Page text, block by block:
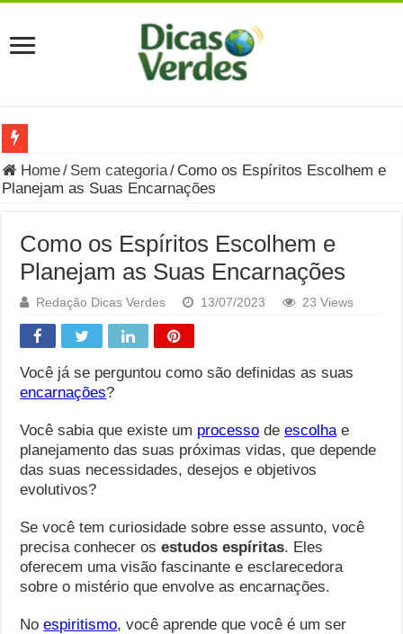
Grávida Pode Comer Pastrami? Saiba Quando o Consumo é
8 Bebidas saudáveis e ricas em eletrólitos: quais são e
Você sabe o que é uma Economia Circular?
Carta Psicografada de Isabella Nardoni : O que Diz a
Grávida pode comer picles e alimentos em conserva durante
Grávida pode comer Ceviche? Entenda os riscos na gravidez
Carta Psicografada João Hélio: Revelação, Paz e a Lei do
Carta Psicografada de Eduardo Campos
Home/ Sem categoria/ Como os Espíritos Escolhem e
Planejam as Suas Encarnações
Como os Espíritos Escolhem e
Planejam as Suas Encarnações
Redação Dicas Verdes 13/07/2023 23 Views
Você já se perguntou como são definidas as suas
encarnações?
Você sabia que existe um processo deescolhae
planejamento das suas próximas vidas, que depende
das suas necessidades, desejos e objetivos
evolutivos?
Se você tem curiosidade sobre esse assunto, você
precisa conhecer osestudos espíritas. Eles
oferecem uma visão fascinante e esclarecedora
sobre o mistério que envolve as encarnações.
Noespiritismo, você aprende que você é um ser